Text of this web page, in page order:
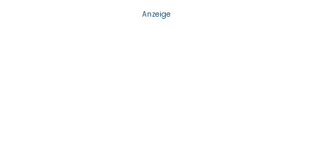
Anzeige